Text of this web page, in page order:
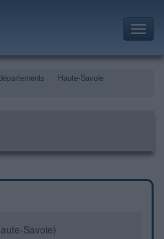
Haute-Savoie
Savoie)